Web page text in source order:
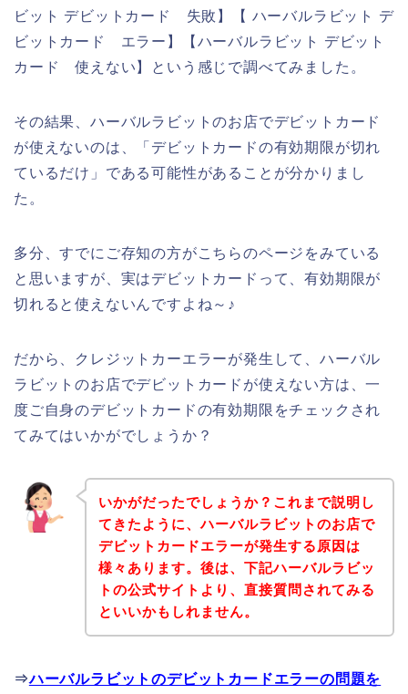
ビット デビットカード 失敗】【 ハーバルラビット デ
ビットカード エラー】【ハーバルラビット デビット
カード 使えない】という感じで調べてみました。
その結果、ハーバルラビットのお店でデビットカード
が使えないのは、「デビットカードの有効期限が切れ
ているだけ」である可能性があることが分かりまし
た。
多分、すでにご存知の方がこちらのページをみている
と思いますが、実はデビットカードって、有効期限が
切れると使えないんですよね～♪
だから、クレジットカーエラーが発生して、ハーバル
ラビットのお店でデビットカードが使えない方は、一
度ご自身のデビットカードの有効期限をチェックされ
てみてはいかがでしょうか？
いかがだったでしょうか？これまで説明し
てきたように、ハーバルラビットのお店で
デビットカードエラーが発生する原因は
様々あります。後は、下記ハーバルラビッ
トの公式サイトより、直接質問されてみる
といいかもしれません。
⇒ハーバルラビットのデビットカードエラーの問題を